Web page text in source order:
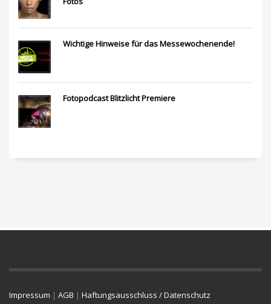
Wichtige Hinweise für das Messewochenende!
Fotopodcast Blitzlicht Premiere
Impressum | AGB | Haftungsausschluss / Datenschutz